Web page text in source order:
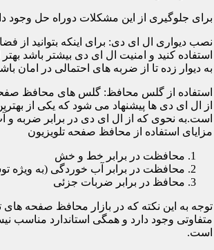
برای جلوگیری از این مشکلات دوراه حل وجود
نصب دیواری ال ای دی: برای اینکه بتوانید از
استفاده کنید و امنیت ال ای دی بیشتر باشد
به دیوار زده تا از ضربه های احتمالی در امان
استفاده از گلس محافظ: گلس های محافظ
از ال ای دی ها پیشنهاد می شود که یکی از
است.به نحوی که از ال ای دی در برابر ضربه
مزایای استفاده از محافظ صفحه تلویزیون
محافظت در برابر خط و خش
محافظت در برابر آب خوردگی (به ویژه
محافظ در برابر ضربات جزئی
توجه به این نکته که در بازار محافظ صفحه های
متفاوتی وجود دارد و همگی استاندارد مناسب
است.